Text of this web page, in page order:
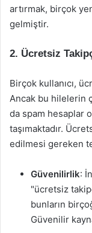
artırmak, birçok
gelmiştir.
2. Ücretsiz
Birçok kullanıcı,
Ancak bu hilelerin
da spam hesaplar
taşımaktadır.
edilmesi gereken
Güvenilirlik:
"ücretsiz
bunların
Güvenilir